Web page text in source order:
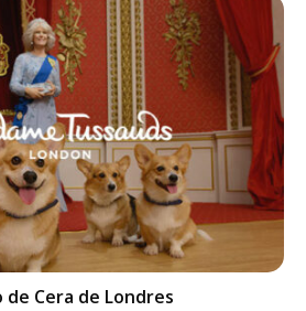
de Cera de Londres